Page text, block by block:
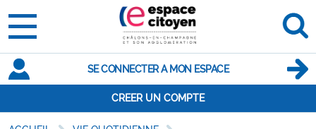
SE CONNECTER A MON ESPACE
CREER UN COMPTE